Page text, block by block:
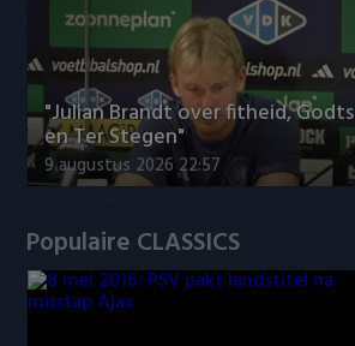
"Julian Brandt over fitheid, Godts
en Ter Stegen"
9 augustus 2026 22:57
Populaire CLASSICS